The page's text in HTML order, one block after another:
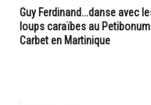
Guy Ferdinand...danse avec
loups caraïbes au
Carbet en Martinique